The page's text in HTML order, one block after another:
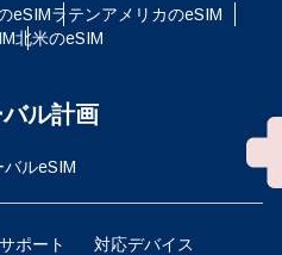
eSIMラテンアメリカのeSIM
北米のeSIM
ル計画
バルeSIM
サポート 対応デバイス